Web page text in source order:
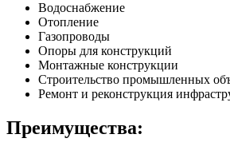
Водоснабжение
Отопление
Газопроводы
Опоры для конструкций
Монтажные конструкции
Строительство промышленных
Ремонт и реконструкция
Преимущества: